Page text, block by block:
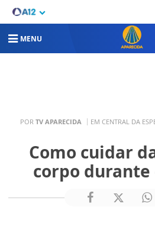
MENU
POR TV APARECIDA EM CENTRAL DA
Como cuidar
corpo